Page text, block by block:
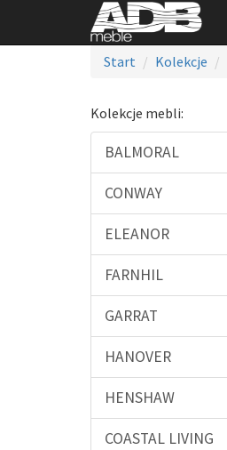
Start Kolekcje
Kolekcje mebli:
BALMORAL
CONWAY
ELEANOR
FARNHIL
GARRAT
HANOVER
HENSHAW
COASTAL LIVING